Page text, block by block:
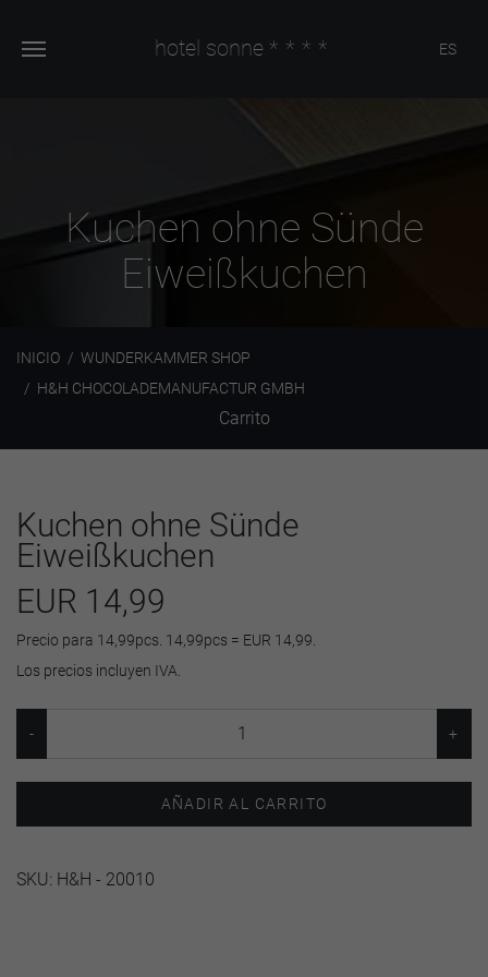
hotel sonne **** ES
Kuchen ohne Sünde
Eiweißkuchen
INICIO
WUNDERKAMMER SHOP
H&H CHOCOLADEMANUFACTUR GMBH
Carrito
Kuchen ohne Sünde
Eiweißkuchen
EUR 14,99
Precio para 14,99pcs. 14,99pcs = EUR 14,99.
Los precios incluyen IVA.
AÑADIR AL CARRITO
SKU: H&H - 20010